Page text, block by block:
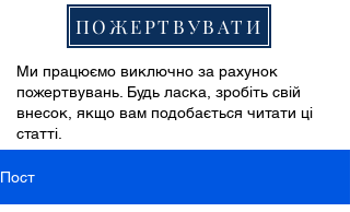
ПОЖЕРТВУВАТИ
Ми працюємо виключно за рахунок
пожертвувань. Будь ласка, зробіть свій
внесок, якщо вам подобається читати ці
статті.
Пост